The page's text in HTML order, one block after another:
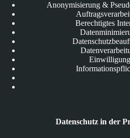
Anonymisierung &
Berechtigtes
Einwilligung
Datenschutz in der